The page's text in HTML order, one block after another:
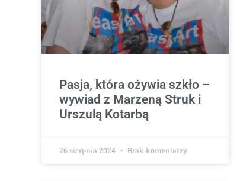
Pasja, która ożywia szkło –
wywiad z Marzeną Struk i
Urszulą Kotarbą
26 sierpnia 2024 Brak komentarzy